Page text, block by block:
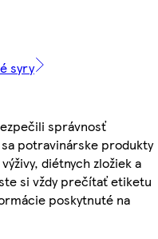
syry
správnosť
potravinárske produkty
diétnych zložiek a
si vždy prečítať etiketu
poskytnuté na